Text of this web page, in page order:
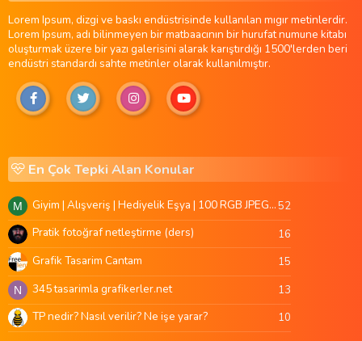
Lorem Ipsum, dizgi ve baskı endüstrisinde kullanılan mıgır metinlerdir.
Lorem Ipsum, adı bilinmeyen bir matbaacının bir hurufat numune kitabı
oluşturmak üzere bir yazı galerisini alarak karıştırdığı 1500'lerden beri
endüstri standardı sahte metinler olarak kullanılmıştır.
En Çok Tepki Alan Konular
M Giyim | Alışveriş | Hediyelik Eşya | 100 RGB JPEG Images | 5920x4420 Pixels | 501 MB52
Pratik fotoğraf netleştirme (ders) 16
Grafik Tasarim Cantam 15
N 345 tasarimla grafikerler.net 13
TP nedir? Nasıl verilir? Ne işe yarar? 10